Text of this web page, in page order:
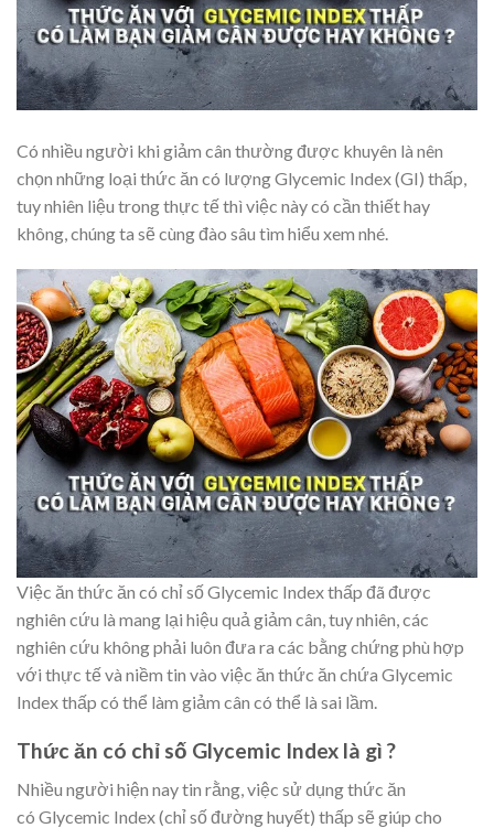
Có nhiều người khi giảm cân thường được khuyên là nên
chọn những loại thức ăn có lượng Glycemic Index (GI) thấp,
tuy nhiên liệu trong thực tế thì việc này có cần thiết hay
không, chúng ta sẽ cùng đào sâu tìm hiểu xem nhé.
Việc ăn thức ăn có chỉ số Glycemic Index thấp đã được
nghiên cứu là mang lại hiệu quả giảm cân, tuy nhiên, các
nghiên cứu không phải luôn đưa ra các bằng chứng phù hợp
với thực tế và niềm tin vào việc ăn thức ăn chứa Glycemic
Index thấp có thể làm giảm cân có thể là sai lầm.
Thức ăn có chỉ số Glycemic Index là gì ?
Nhiều người hiện nay tin rằng, việc sử dụng thức ăn
có Glycemic Index (chỉ số đường huyết) thấp sẽ giúp cho